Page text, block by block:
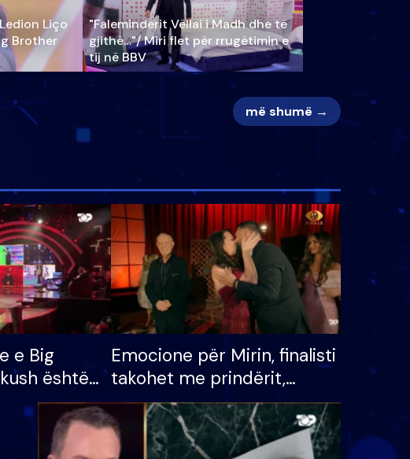
Liço
Brother
"Faleminderit Vëllai i Madh dhe të
gjithë…"/ Miri flet për rrugëtimin e
tij në BBV
më shumë →
e Big
është
lë shtëpinë
për
e madh
Emocione për Mirin, finalisti
takohet me prindërit,
vajzën dhe bashkëshorten:
S’kemi ndonjë letër divorci
apo jo?